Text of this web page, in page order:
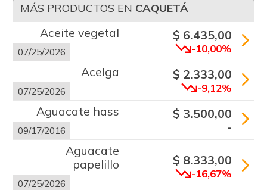
MÁS PRODUCTOS EN CAQUETÁ
Aceite vegetal
07/25/2026
$ 6.435,00
-10,00%
Acelga
07/25/2026
$ 2.333,00
-9,12%
Aguacate hass
09/17/2016
$ 3.500,00
-
Aguacate
papelillo
07/25/2026
$ 8.333,00
-16,67%